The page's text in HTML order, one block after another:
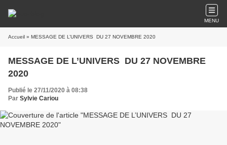
MENU
Accueil » MESSAGE DE L’UNIVERS DU 27 NOVEMBRE 2020
MESSAGE DE L’UNIVERS DU 27 NOVEMBRE
2020
Publié le 27/11/2020 à 08:38
Par Sylvie Cariou